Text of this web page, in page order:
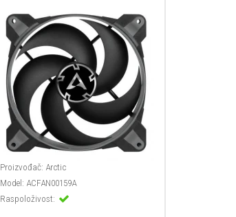
Proizvođač: Arctic
Model: ACFAN00159A
Raspoloživost: